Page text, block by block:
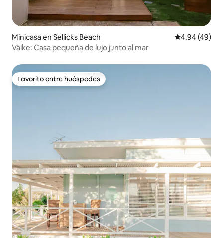
Minicasa en Sellicks Beach Calificación
4.94 (49)
Väike: Casa pequeña de lujo junto al mar
Favorito entre huéspedes
Favorito entre huéspedes